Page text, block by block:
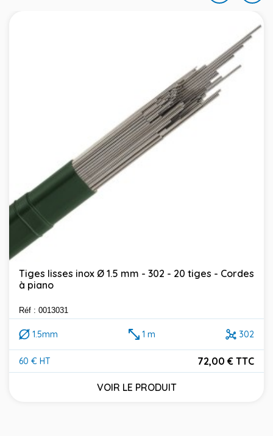
Tiges lisses inox Ø 1.5 mm - 302 - 20 tiges - Cordes
à piano
Réf : 0013031
1.5mm 1 m 302
60 € HT
Prix
72,00 € TTC
VOIR LE PRODUIT